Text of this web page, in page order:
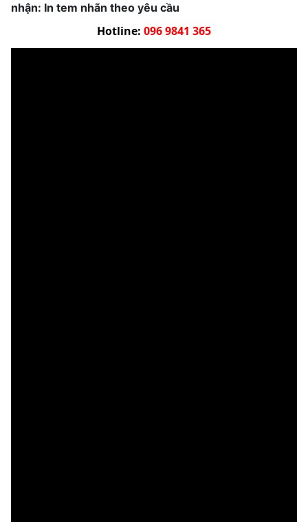
nhận: In tem nhãn theo yêu cầu
Hotline: 096 9841 365